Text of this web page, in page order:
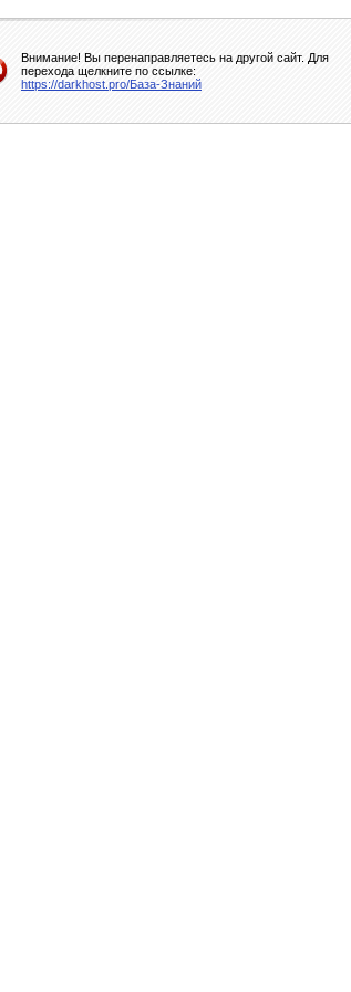
Внимание! Вы перенаправляетесь на другой сайт. Для
перехода щелкните по ссылке:
https://darkhost.pro/База-Знаний